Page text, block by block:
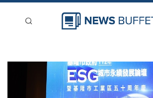
新聞稿分類